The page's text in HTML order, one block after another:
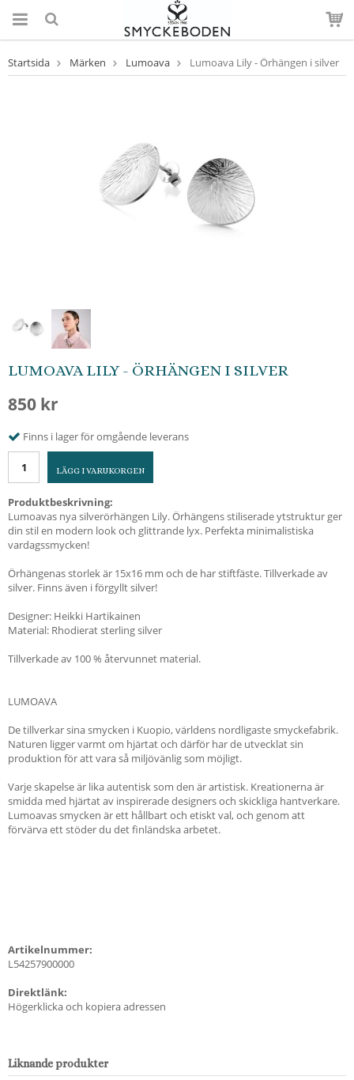
Startsida Märken Lumoava Lumoava Lily - Örhängen i silver
LUMOAVA LILY - ÖRHÄNGEN I SILVER
850 kr
Finns i lager för omgående leverans
LÄGG I VARUKORGEN
Produktbeskrivning:
Lumoavas nya silverörhängen Lily. Örhängens stiliserade ytstruktur ger
din stil en modern look och glittrande lyx. Perfekta minimalistiska
vardagssmycken!
Örhängenas storlek är 15x16 mm och de har stiftfäste. Tillverkade av
silver. Finns även i förgyllt silver!
Designer: Heikki Hartikainen
Material: Rhodierat sterling silver
Tillverkade av 100 % återvunnet material.
LUMOAVA
De tillverkar sina smycken i Kuopio, världens nordligaste smyckefabrik.
Naturen ligger varmt om hjärtat och därför har de utvecklat sin
produktion för att vara så miljövänlig som möjligt.
Varje skapelse är lika autentisk som den är artistisk. Kreationerna är
smidda med hjärtat av inspirerade designers och skickliga hantverkare.
Lumoavas smycken är ett hållbart och etiskt val, och genom att
förvärva ett stöder du det finländska arbetet.
Artikelnummer:
L54257900000
Direktlänk:
Högerklicka och kopiera adressen
Liknande produkter